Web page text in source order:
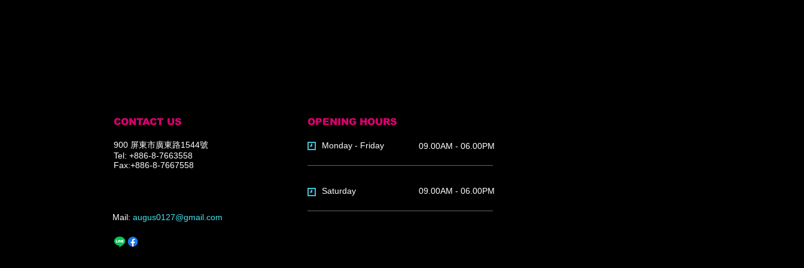
CONTACT US
900 屏東市廣東路1544號
Tel: +886-8-7663558
Fax:+886-8-7667558
​Mail: augus0127@gmail.com
OPENING HOURS
Monday - Friday 09.00AM - 06.00PM
Saturday 09.00AM - 06.00PM